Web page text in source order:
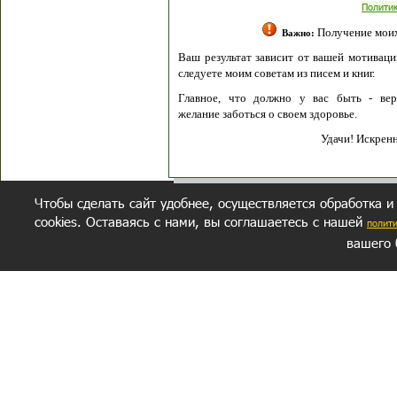
Важно: Получение
Ваш результат зависит от вашей
следуете моим советам из писем и книг.
Главное, что должно у вас быть -
желание заботься о своем здоровье.
Удачи!
Чтобы сделать сайт удобнее, осуществляется обработка
cookies. Оставаясь с нами, вы соглашаетесь с нашей
вашего